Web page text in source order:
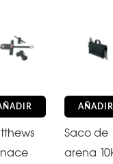
AÑADIR
Saco de
arena